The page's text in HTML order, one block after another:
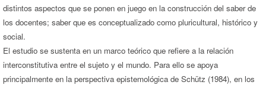
distintos aspectos que se ponen en juego en la construcción del saber de
los docentes; saber que es conceptualizado como pluricultural, histórico y
social.
El estudio se sustenta en un marco teórico que refiere a la relación
interconstitutiva entre el sujeto y el mundo. Para ello se apoya
principalmente en la perspectiva epistemológica de Schütz (1984), en los